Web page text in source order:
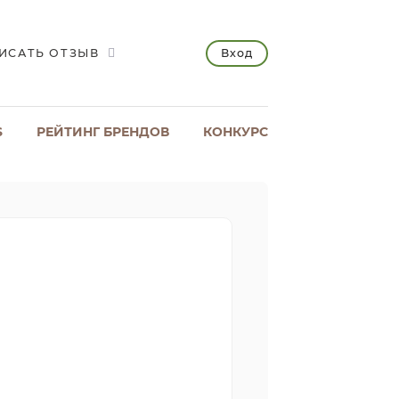
ОТЗЫВ Вход
РЕЙТИНГ БРЕНДОВ КОНКУРС